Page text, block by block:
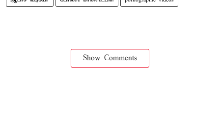
Show Comments